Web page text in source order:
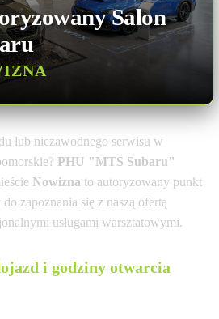
Salon
lub niezawodnego serwisu w
PHU "MTS Subaru"
Nowizna to autoryzowany punkt
zapoznania się z naszą ofertą
usługami warsztatowymi.
i godziny otwarcia